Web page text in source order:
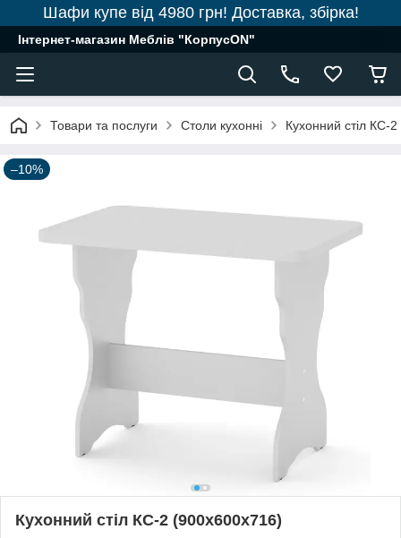
Шафи купе від 4980 грн! Доставка, збірка!
Інтернет-магазин Меблів "КорпусON"
Товари та послуги Столи кухонні Кухонний стіл КС-
–10%
Кухонний стіл КС-2 (900х600х716)